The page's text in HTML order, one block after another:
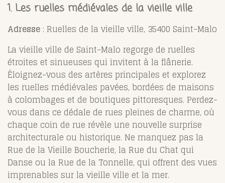
1. Les ruelles médiévales de la vieille ville
Adresse : Ruelles de la vieille ville, 35400 Saint-Malo
La vieille ville de Saint-Malo regorge de ruelles
étroites et sinueuses qui invitent à la flânerie.
Éloignez-vous des artères principales et explorez
les ruelles médiévales pavées, bordées de maisons
à colombages et de boutiques pittoresques. Perdez-
vous dans ce dédale de rues pleines de charme, où
chaque coin de rue révèle une nouvelle surprise
architecturale ou historique. Ne manquez pas la
Rue de la Vieille Boucherie, la Rue du Chat qui
Danse ou la Rue de la Tonnelle, qui offrent des vues
imprenables sur la vieille ville et la mer.